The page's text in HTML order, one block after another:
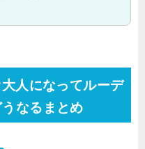
人になってルーデ
なるまとめ